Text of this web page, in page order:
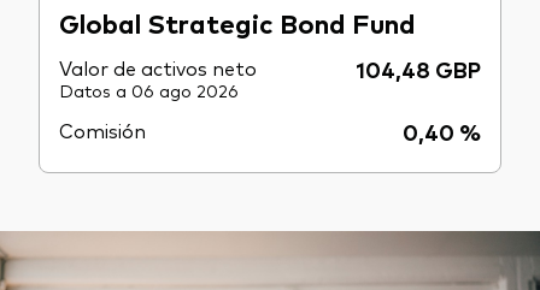
Global Strategic Bond Fund
Valor de activos neto 104,48 GBP
Datos a 06 ago 2026
Comisión 0,40 %